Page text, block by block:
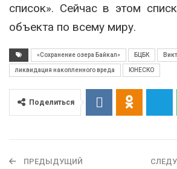
список». Сейчас в этом
объекта по всему миру.
«Сохранение озера Байкал» БЦБК
ликвидация накопленного вреда ЮНЕСКО
Поделиться
ПРЕДЫДУЩИЙ